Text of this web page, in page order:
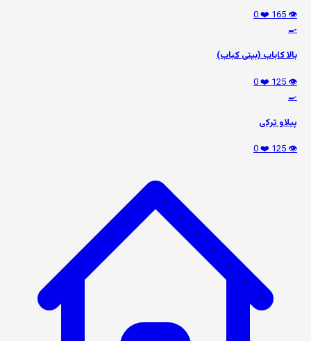
👁️ 165
❤️ 0
🍳
بالا کاباب (بیتی کباب)
👁️ 125
❤️ 0
🍳
پیلاو ترکی
👁️ 125
❤️ 0